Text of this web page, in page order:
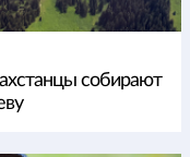
собирают